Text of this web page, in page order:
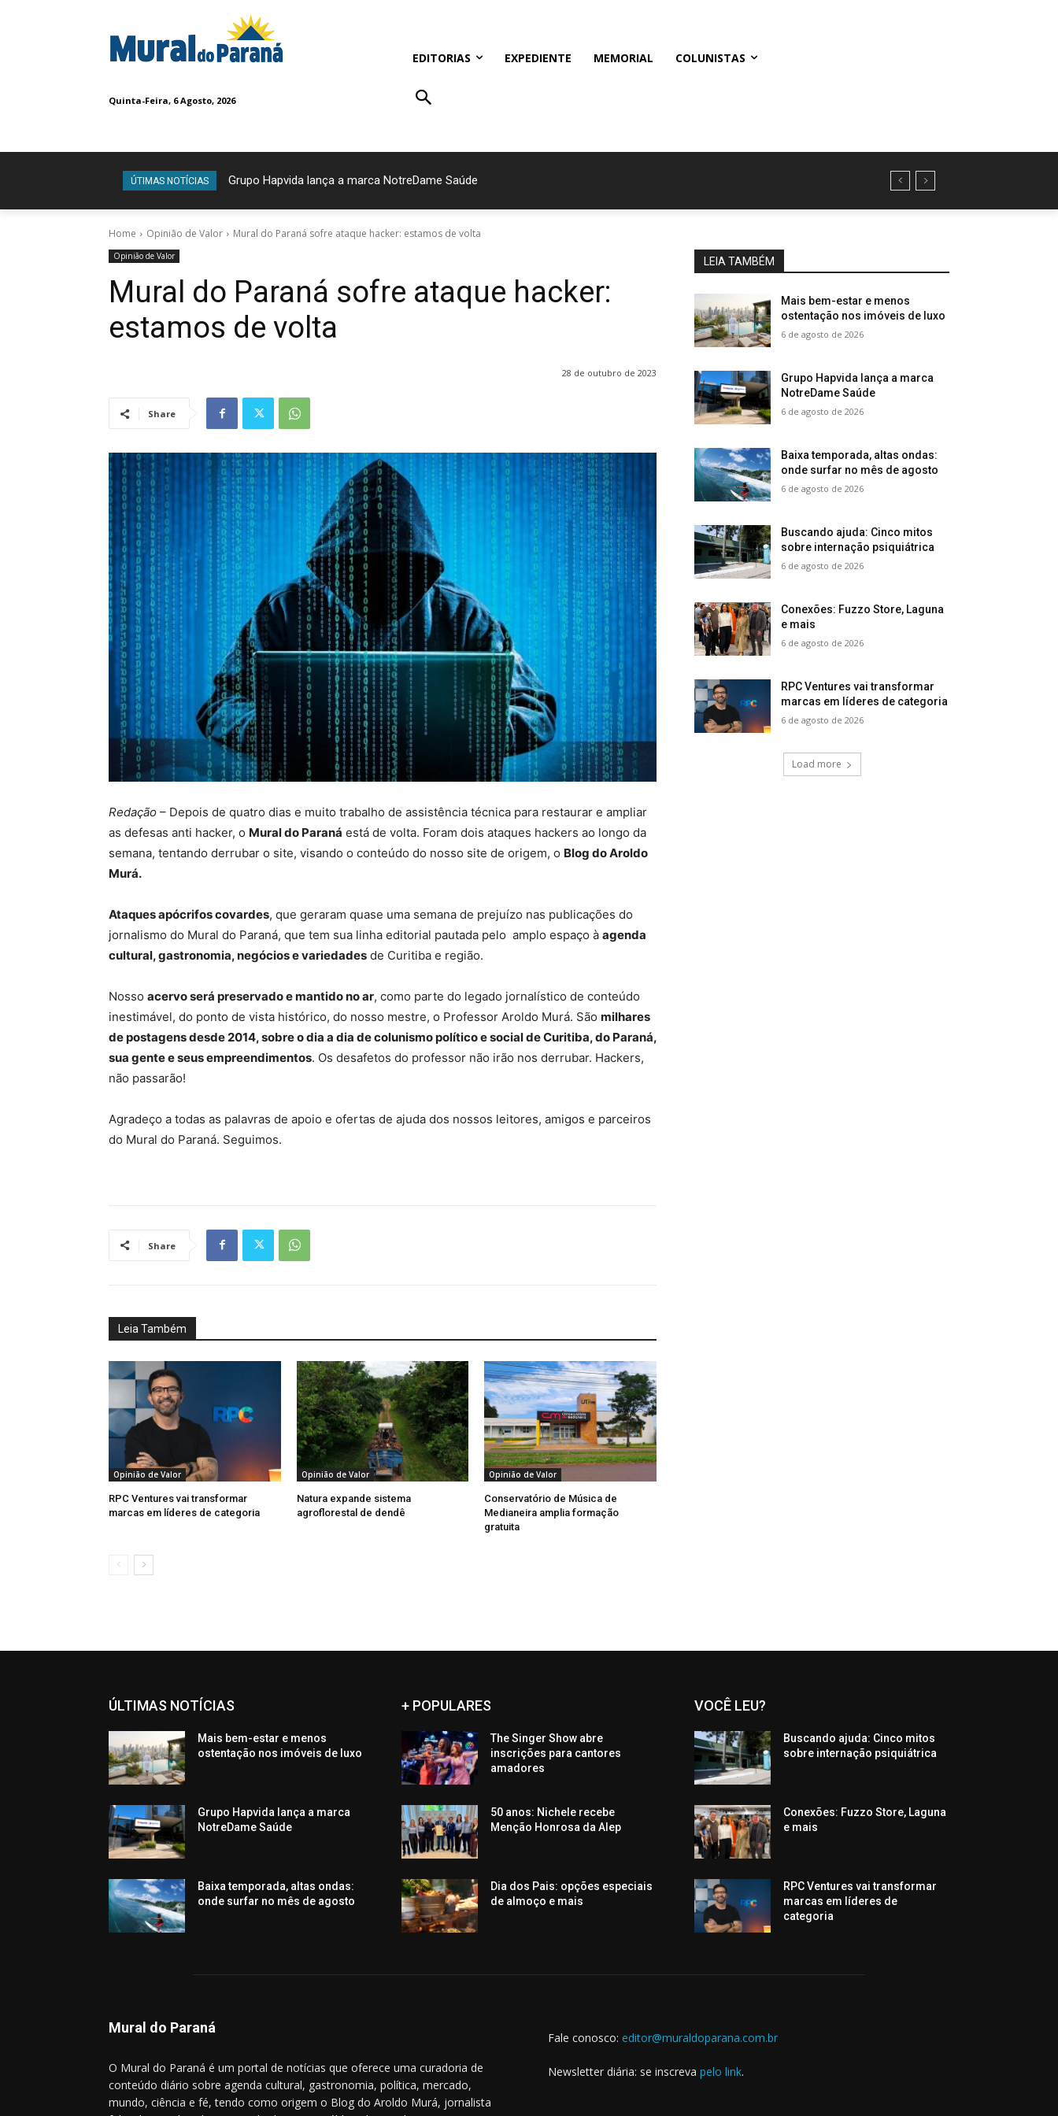
Quinta-Feira, 6 Agosto, 2026
EDITORIAS EXPEDIENTE MEMORIAL COLUNISTAS
ÚTIMAS NOTÍCIAS Grupo Hapvida lança a marca NotreDame Saúde
Home Opinião de Valor Mural do Paraná sofre ataque hacker: estamos de volta
Opinião de Valor
Mural do Paraná sofre ataque hacker:
estamos de volta
28 de outubro de 2023
Share
Redação – Depois de quatro dias e muito trabalho de assistência técnica para restaurar e ampliar
as defesas anti hacker, o Mural do Paraná está de volta. Foram dois ataques hackers ao longo da
semana, tentando derrubar o site, visando o conteúdo do nosso site de origem, o Blog do Aroldo
Murá.
Ataques apócrifos covardes, que geraram quase uma semana de prejuízo nas publicações do
jornalismo do Mural do Paraná, que tem sua linha editorial pautada pelo amplo espaço à agenda
cultural, gastronomia, negócios e variedades de Curitiba e região.
Nosso acervo será preservado e mantido no ar, como parte do legado jornalístico de conteúdo
inestimável, do ponto de vista histórico, do nosso mestre, o Professor Aroldo Murá. São milhares
de postagens desde 2014, sobre o dia a dia de colunismo político e social de Curitiba, do Paraná,
sua gente e seus empreendimentos. Os desafetos do professor não irão nos derrubar. Hackers,
não passarão!
Agradeço a todas as palavras de apoio e ofertas de ajuda dos nossos leitores, amigos e parceiros
do Mural do Paraná. Seguimos.
Share
Leia Também
Opinião de Valor
RPC Ventures vai transformar
marcas em líderes de categoria
Opinião de Valor
Natura expande sistema
agroflorestal de dendê
Opinião de Valor
Conservatório de Música de
Medianeira amplia formação
gratuita
LEIA TAMBÉM
Mais bem-estar e menos
ostentação nos imóveis de luxo
6 de agosto de 2026
Grupo Hapvida lança a marca
NotreDame Saúde
6 de agosto de 2026
Baixa temporada, altas ondas:
onde surfar no mês de agosto
6 de agosto de 2026
Buscando ajuda: Cinco mitos
sobre internação psiquiátrica
6 de agosto de 2026
Conexões: Fuzzo Store, Laguna
e mais
6 de agosto de 2026
RPC Ventures vai transformar
marcas em líderes de categoria
6 de agosto de 2026
Load more
ÚLTIMAS NOTÍCIAS
Mais bem-estar e menos
ostentação nos imóveis de luxo
Grupo Hapvida lança a marca
NotreDame Saúde
Baixa temporada, altas ondas:
onde surfar no mês de agosto
+ POPULARES
The Singer Show abre
inscrições para cantores
amadores
50 anos: Nichele recebe
Menção Honrosa da Alep
Dia dos Pais: opções especiais
de almoço e mais
VOCÊ LEU?
Buscando ajuda: Cinco mitos
sobre internação psiquiátrica
Conexões: Fuzzo Store, Laguna
e mais
RPC Ventures vai transformar
marcas em líderes de
categoria
Mural do Paraná
O Mural do Paraná é um portal de notícias que oferece uma curadoria de
conteúdo diário sobre agenda cultural, gastronomia, política, mercado,
mundo, ciência e fé, tendo como origem o Blog do Aroldo Murá, jornalista
Fale conosco: editor@muraldoparana.com.br
Newsletter diária: se inscreva pelo link.